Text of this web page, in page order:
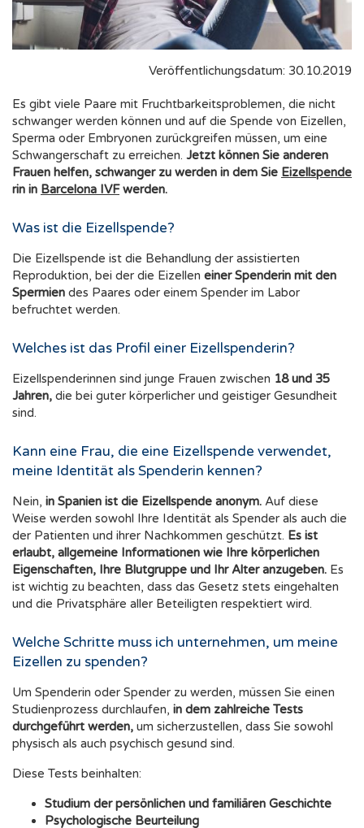
Veröffentlichungsdatum: 30.10.2019
Es gibt viele Paare mit Fruchtbarkeitsproblemen, die nicht
schwanger werden können und auf die Spende von Eizellen,
Sperma oder Embryonen zurückgreifen müssen, um eine
Schwangerschaft zu erreichen. Jetzt können Sie anderen
Frauen helfen, schwanger zu werden in dem Sie Eizellspende
rin in Barcelona IVF werden.
Was ist die Eizellspende?
Die Eizellspende ist die Behandlung der assistierten
Reproduktion, bei der die Eizellen einer Spenderin mit den
Spermien des Paares oder einem Spender im Labor
befruchtet werden.
Welches ist das Profil einer Eizellspenderin?
Eizellspenderinnen sind junge Frauen zwischen 18 und 35
Jahren, die bei guter körperlicher und geistiger Gesundheit
sind.
Kann eine Frau, die eine Eizellspende verwendet,
meine Identität als Spenderin kennen?
Nein, in Spanien ist die Eizellspende anonym. Auf diese
Weise werden sowohl Ihre Identität als Spender als auch die
der Patienten und ihrer Nachkommen geschützt. Es ist
erlaubt, allgemeine Informationen wie Ihre körperlichen
Eigenschaften, Ihre Blutgruppe und Ihr Alter anzugeben. Es
ist wichtig zu beachten, dass das Gesetz stets eingehalten
und die Privatsphäre aller Beteiligten respektiert wird.
Welche Schritte muss ich unternehmen, um meine
Eizellen zu spenden?
Um Spenderin oder Spender zu werden, müssen Sie einen
Studienprozess durchlaufen, in dem zahlreiche Tests
durchgeführt werden, um sicherzustellen, dass Sie sowohl
physisch als auch psychisch gesund sind.
Diese Tests beinhalten:
Studium der persönlichen und familiären Geschichte
Psychologische Beurteilung